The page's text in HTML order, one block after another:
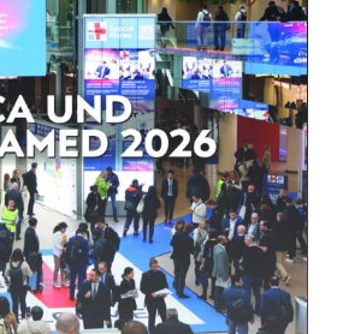
Newsletter
aktuell informiert.